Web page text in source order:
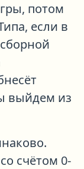
потом
если в
выйдем из
счётом 0-